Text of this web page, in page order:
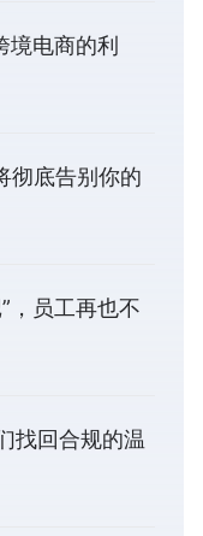
电商的利
彻底告别你的
，员工再也不
找回合规的温